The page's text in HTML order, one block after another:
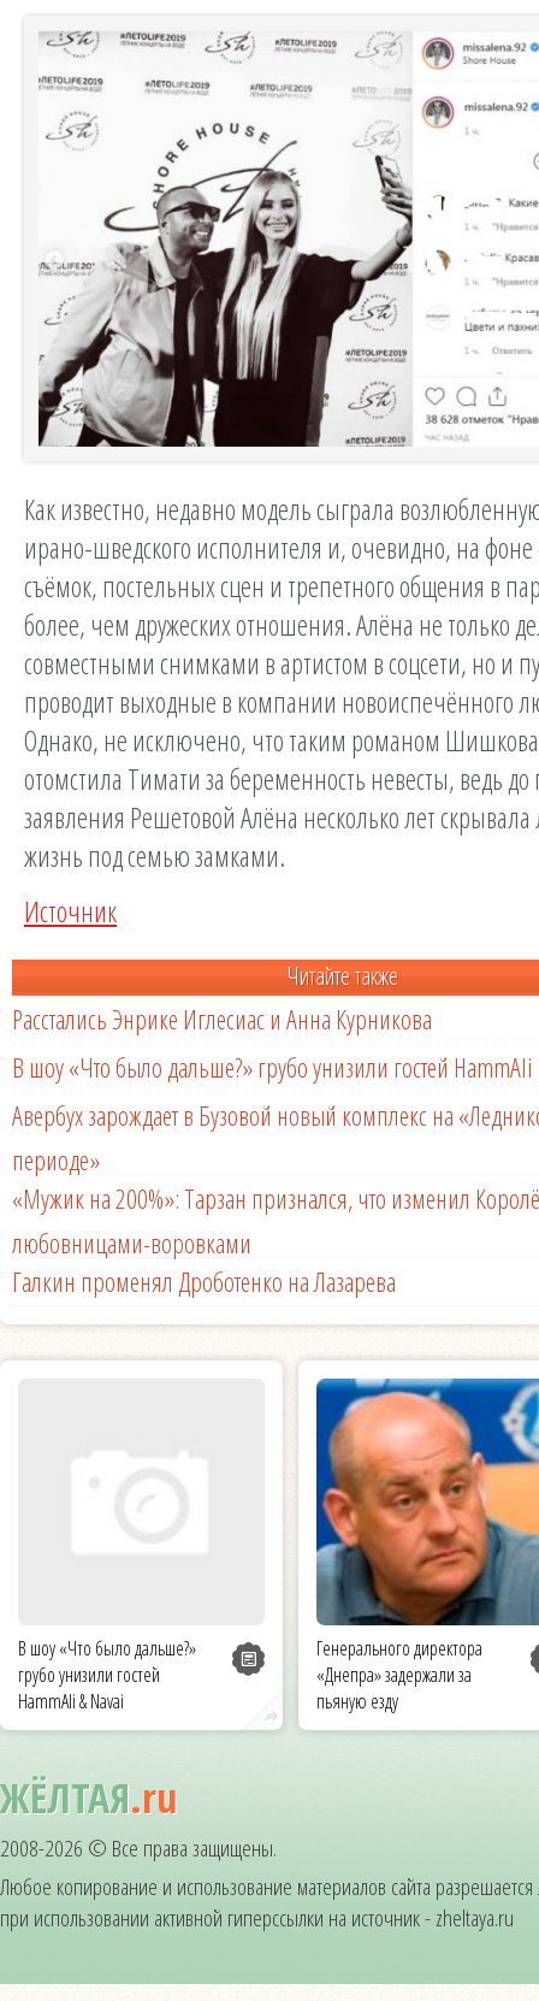
Как известно, недавно модель сыграла
ирано-шведского исполнителя и, очевидно, на
съёмок, постельных сцен и трепетного общения в
более, чем дружеских отношения. Алёна не только
совместными снимками в артистом в соцсети, но и
проводит выходные в компании новоиспечённого
Однако, не исключено, что таким романом Шишкова
отомстила Тимати за беременность невесты, ведь
заявления Решетовой Алёна несколько лет
жизнь под семью замками.
Источник
Читайте также
Расстались Энрике Иглесиас и Анна Курникова
В шоу «Что было дальше?» грубо унизили гостей HammAli
Авербух зарождает в Бузовой новый комплекс на
периоде»
«Мужик на 200%»: Тарзан признался, что изменил
любовницами-воровками
Галкин променял Дроботенко на Лазарева
В шоу «Что было дальше?»
грубо унизили гостей
HammAli & Navai
Генерального директора
«Днепра» задержали за
пьяную езду
ЖЁЛТАЯ.ru
2008-2026 © Все права защищены.
Любое копирование и использование материалов сайта
при использовании активной гиперссылки на источник - zheltaya.ru